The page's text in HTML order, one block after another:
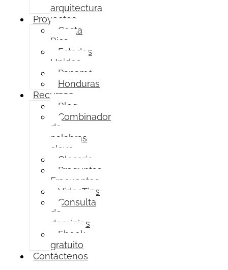
arquitectura
Proyectos
Costa
Rica
Estados
Unidos
Panamá
Honduras
Recursos
Blog
Combinador
de
palabras
clave
Glosario
Preguntas
Frecuentes
VideoTips
Consulta
de
dominios
Ebook
gratuito
Contáctenos